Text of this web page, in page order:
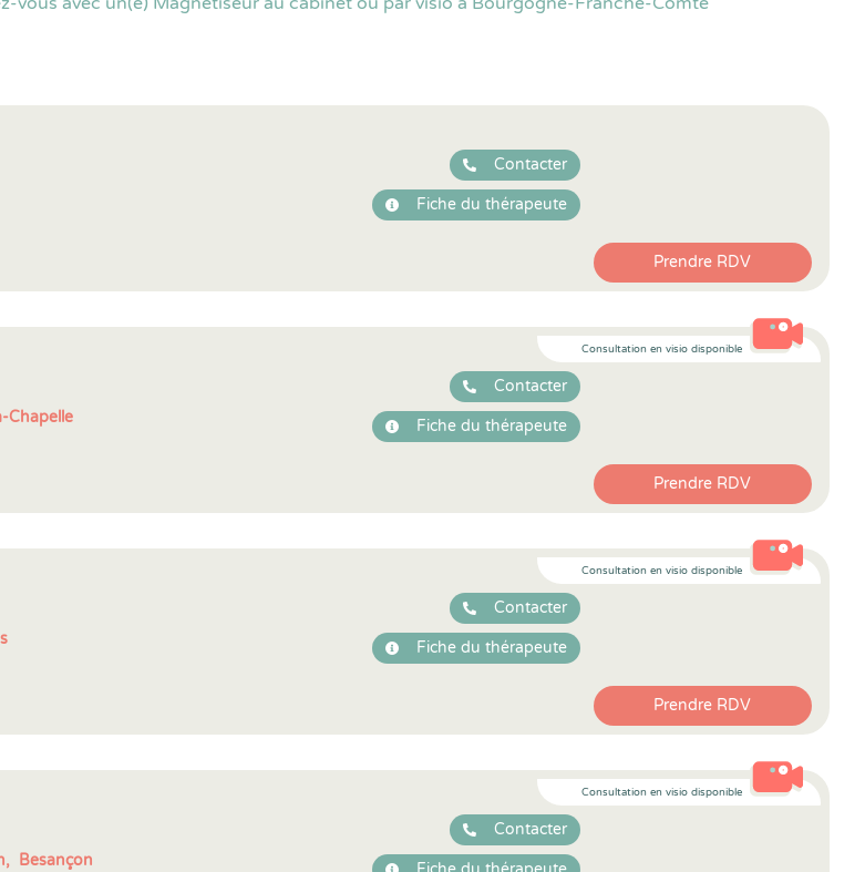
Contacter
Fiche du thérapeute
Prendre RDV
Consultation en visio disponible
Chapelle
Contacter
Fiche du thérapeute
Prendre RDV
Consultation en visio disponible
Contacter
Fiche du thérapeute
Prendre RDV
Consultation en visio disponible
Besançon
Contacter